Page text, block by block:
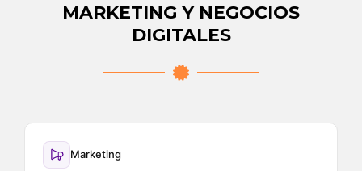
MARKETING Y NEGOCIOS
DIGITALES
Marketing